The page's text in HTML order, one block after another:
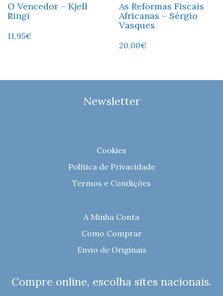
O Vencedor – Kjell
Ringi
11,95€
As Reformas Fiscais
Africanas – Sérgio
Vasques
20,00€
Newsletter
Cookies
Política de Privacidade
Termos e Condições
A Minha Conta
Como Comprar
Envio de Originais
Compre online, escolha sites nacionais.